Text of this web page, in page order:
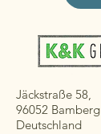
Jäckstraße 58,
96052 Bamberg
Deutschland